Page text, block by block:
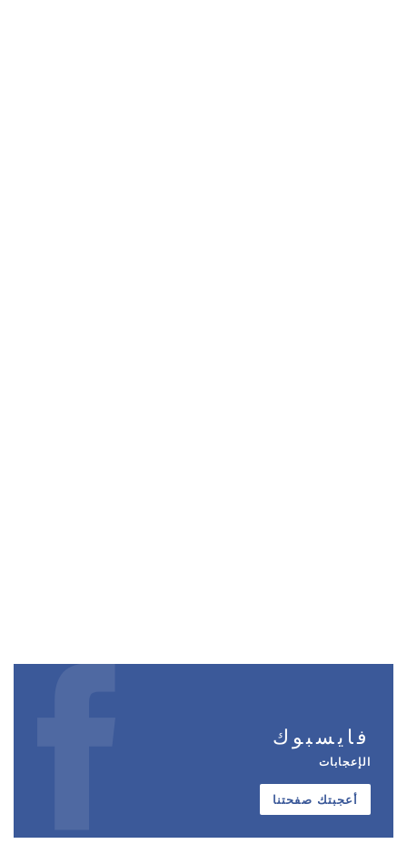
فايسبوك
الإعجابات
أعجبتك صفحتنا